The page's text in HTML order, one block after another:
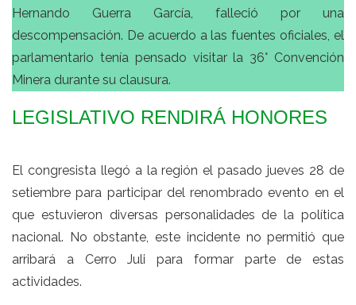
Hernando Guerra García, falleció por una
descompensación. De acuerdo a las fuentes oficiales, el
parlamentario tenía pensado visitar la 36° Convención
Minera durante su clausura.
LEGISLATIVO RENDIRÁ HONORES
El congresista llegó a la región el pasado jueves 28 de
setiembre para participar del renombrado evento en el
que estuvieron diversas personalidades de la política
nacional. No obstante, este incidente no permitió que
arribará a Cerro Juli para formar parte de estas
actividades.